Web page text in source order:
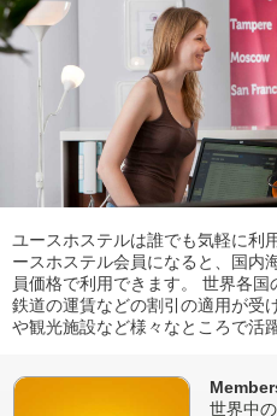
ユースホステルは誰でも気軽に利
ースホステル会員になると、国内
員価格で利用できます。 世界各国
鉄道の運賃などの割引の適用が受
や観光施設など様々なところで活
世界中